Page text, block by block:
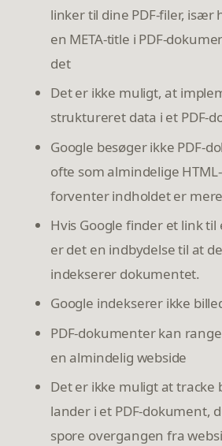
linker til dine PDF-filer, især
en META-title i PDF-
det
Det er ikke muligt, at
struktureret data i et PDF-
Google besøger ikke PDF-
ofte som almindelige
forventer indholdet er
Hvis Google finder et link til
er det en indbydelse til at
indekserer dokumentet.
Google indekserer ikke
PDF-dokumenter kan
en almindelig webside
Det er ikke muligt at tracke
lander i et PDF-dokument,
spore overgangen fra